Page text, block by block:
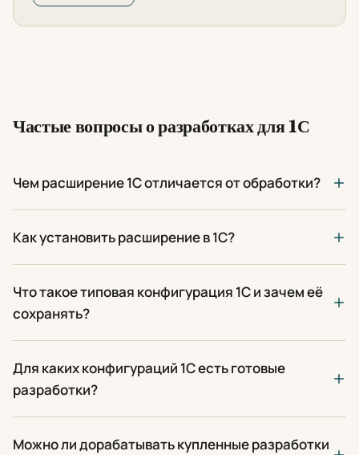
Частые вопросы о разработках для 1С
Чем расширение 1С отличается от обработки?
Как установить расширение в 1С?
Что такое типовая конфигурация 1С и зачем её
сохранять?
Для каких конфигураций 1С есть готовые
разработки?
Можно ли дорабатывать купленные разработки